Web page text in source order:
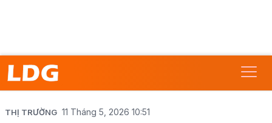
THỊ TRƯỜNG 11 Tháng 5, 2026 10:51